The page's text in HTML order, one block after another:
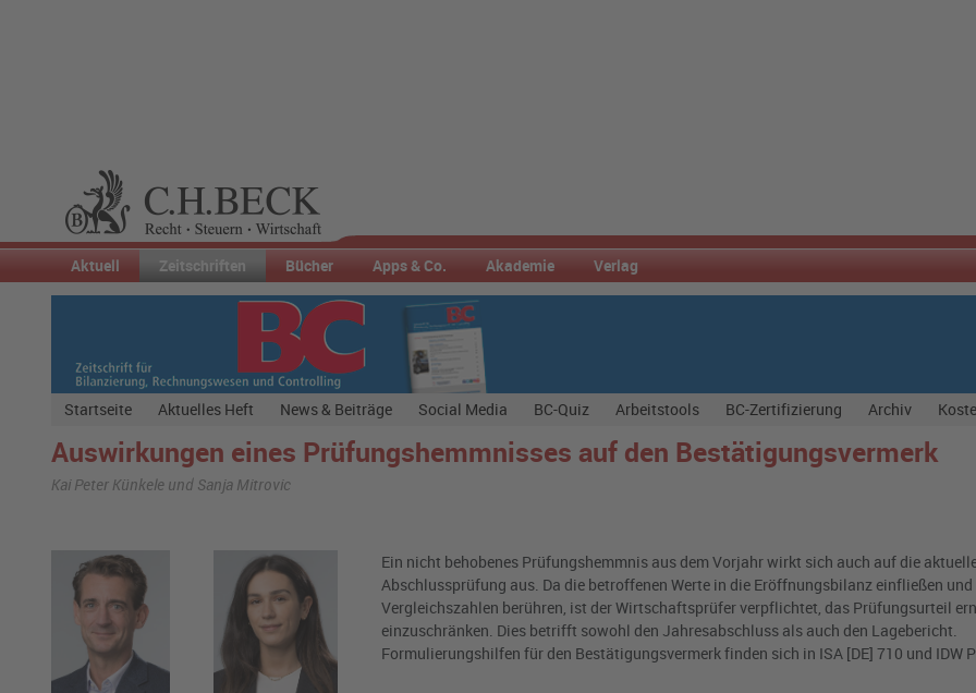
Aktuell Zeitschriften Bücher Apps & Co. Akademie Verlag
Startseite Aktuelles Heft News & Beiträge Social Media BC-Quiz Arbeitstools BC-Zertifizierung Archiv
Auswirkungen eines Prüfungshemmnisses auf den Bestätigungsvermerk
Kai Peter Künkele und Sanja Mitrovic
Ein nicht behobenes Prüfungshemmnis aus dem Vorjahr wirkt sich auch auf die
Abschlussprüfung aus. Da die betroffenen Werte in die Eröffnungsbilanz einfließen und
Vergleichszahlen berühren, ist der Wirtschaftsprüfer verpflichtet, das Prüfungsurteil
einzuschränken. Dies betrifft sowohl den Jahresabschluss als auch den Lagebericht.
Formulierungshilfen für den Bestätigungsvermerk finden sich in ISA [DE] 710 und IDW